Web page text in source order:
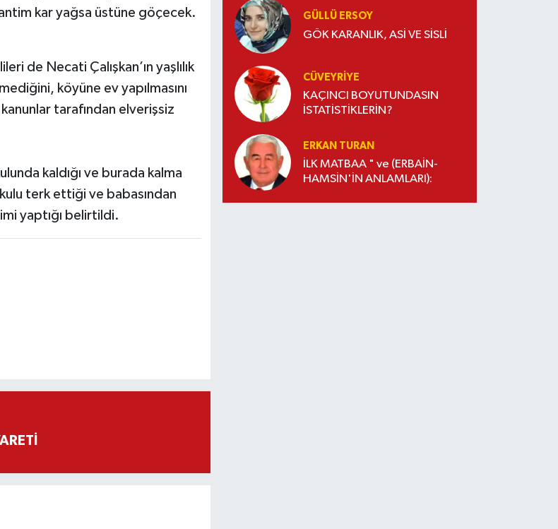
kar yağsa üstüne göçecek.
de Necati Çalışkan’ın yaşlılık
köyüne ev yapılmasını
tarafından elverişsiz
kaldığı ve burada kalma
terk ettiği ve babasından
yaptığı belirtildi.
GÜLLÜ ERSOY
GÖK KARANLIK, ASİ VE SİSLİ
CÜVEYRIYE
KAÇINCI BOYUTUNDASIN
İSTATİSTİKLERİN?
ERKAN TURAN
İLK MATBAA " ve (ERBAİN-
HAMSİN'İN ANLAMLARI):